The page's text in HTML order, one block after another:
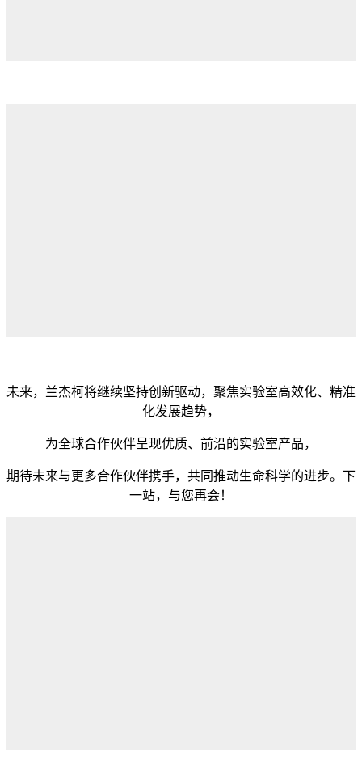
未来，兰杰柯将继续坚持创新驱动， 聚焦实验室高效化、精准
化发展趋势，
为全球合作伙伴呈现优质、前沿的实验室产品，
期待未来与更多合作伙伴携手，共同推动生命科学的进步。下
一站，与您再会！